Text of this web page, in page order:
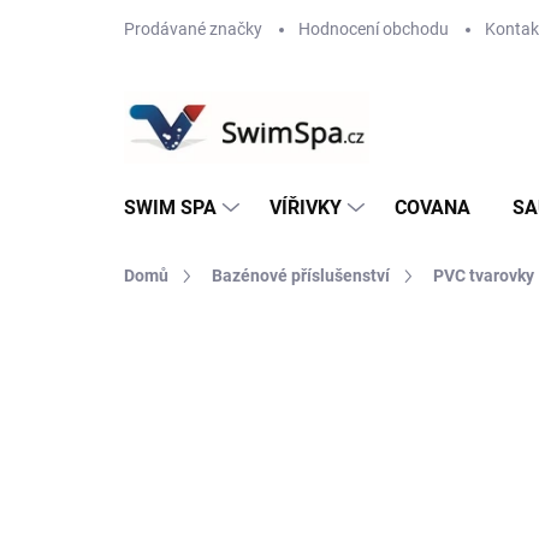
Prodávané značky Hodnocení obchodu
SWIM SPA VÍŘIVKY COVANA
Domů Bazénové příslušenství PVC tvarovky